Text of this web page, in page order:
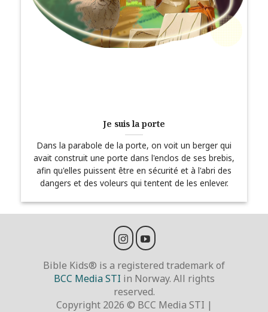
Je suis la porte
Dans la parabole de la porte, on voit un berger qui
avait construit une porte dans l'enclos de ses brebis,
afin qu'elles puissent être en sécurité et à l'abri des
dangers et des voleurs qui tentent de les enlever.
Bible Kids® is a registered trademark of
BCC Media STI in Norway. All rights
reserved.
Copyright 2026 © BCC Media STI |